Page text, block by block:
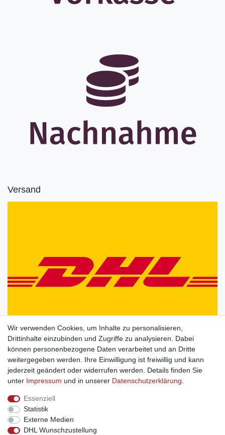
Versand
Wir verwenden Cookies, um Inhalte zu personalisieren,
Drittinhalte einzubinden und Zugriffe zu analysieren. Dabei
können personenbezogene Daten verarbeitet und an Dritte
weitergegeben werden. Ihre Einwilligung ist freiwillig und kann
jederzeit geändert oder widerrufen werden. Details finden Sie
unter Impressum und in unserer Daten­schutz­erklärung
Essenziell
Statistik
Externe Medien
DHL Wunschzustellung